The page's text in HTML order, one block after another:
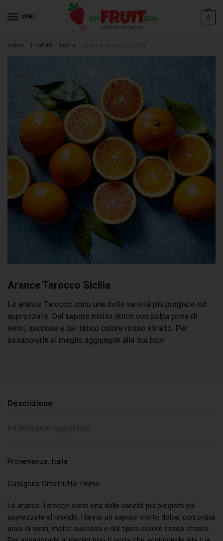
MENU 0
Home Prodotti Frutta
Arance Tarocco Sicilia
Le arance Tarocco sono una delle varietà più pregiate ed
apprezzate. Dal sapore molto dolce con polpa priva di
semi, succosa e dal tipico colore rosso striato. Per
assaporarle al meglio aggiungile alla tua box!
Email*
Messaggio*
Invia
Descrizione
Informazioni aggiuntive
Provenienza: Italia
Categoria Ortofrutta: Prima
Le arance Tarocco sono una delle varietà più pregiate ed
apprezzate al mondo. Hanno un sapore molto dolce, con polpa
priva di semi, molto succosa e dal tipico colore rosso striato.